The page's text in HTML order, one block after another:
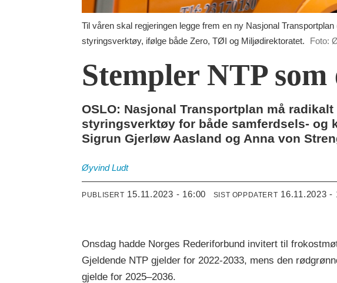
Til våren skal regjeringen legge frem en ny Nasjonal
styringsverktøy, ifølge både Zero, TØI og Miljødirektoratet.
Foto:
Stempler NTP
OSLO: Nasjonal Transportplan må
styringsverktøy for både samferdsels- og
Sigrun Gjerløw Aasland og Anna von
Øyvind Ludt
PUBLISERT 15.11.2023 - 16:00 SIST OPPDATERT 16.11.2023 -
Onsdag hadde Norges Rederiforbund invitert til
Gjeldende NTP gjelder for 2022-2033, mens den
gjelde for 2025–2036.